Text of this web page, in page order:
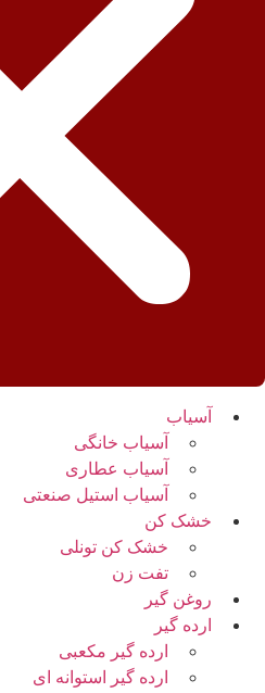
آسیاب
آسیاب خانگی
آسیاب عطاری
آسیاب استیل صنعتی
خشک کن
خشک کن تونلی
تفت زن
روغن گیر
ارده گیر
ارده گیر مکعبی
ارده گیر استوانه ای